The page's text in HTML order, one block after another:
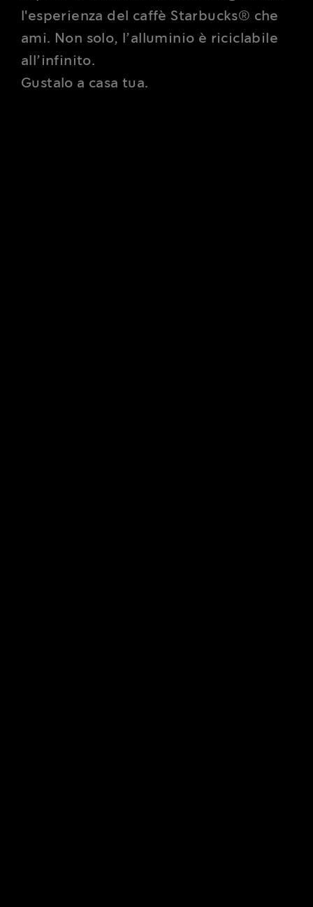
l'esperienza del caffè Starbucks® che
ami. Non solo, l’alluminio è riciclabile
all’infinito.
Gustalo a casa tua.